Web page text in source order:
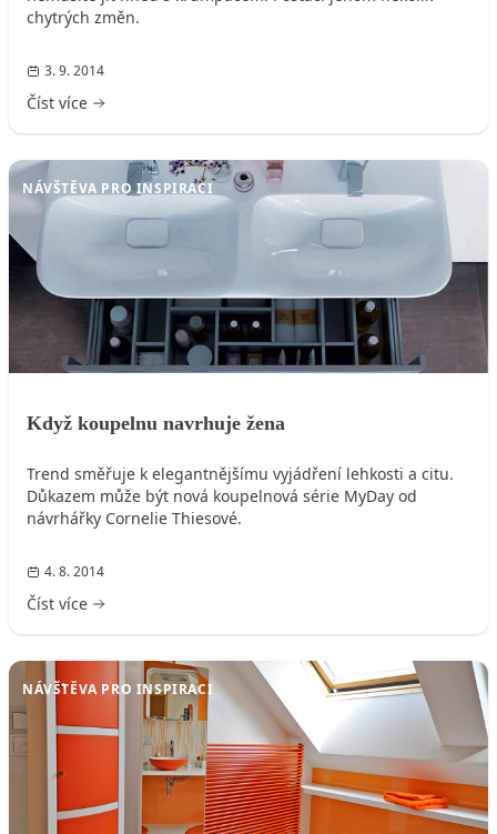
chytrých změn.
3. 9. 2014
Číst více
NÁVŠTĚVA PRO INSPIRACI
Když koupelnu navrhuje žena
Trend směřuje k elegantnějšímu vyjádření lehkosti a citu.
Důkazem může být nová koupelnová série MyDay od
návrhářky Cornelie Thiesové.
4. 8. 2014
Číst více
NÁVŠTĚVA PRO INSPIRACI